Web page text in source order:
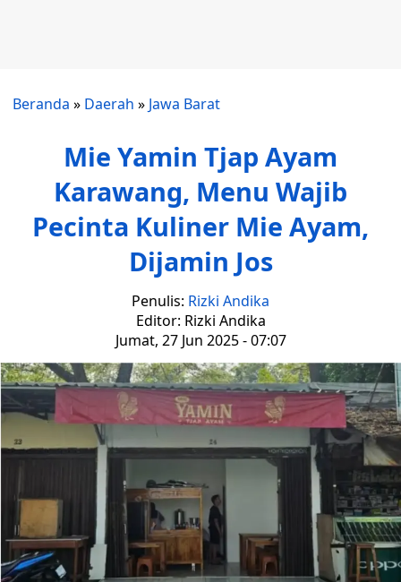
Beranda » Daerah » Jawa Barat
Mie Yamin Tjap Ayam
Karawang, Menu Wajib
Pecinta Kuliner Mie Ayam,
Dijamin Jos
Penulis: Rizki Andika
Editor: Rizki Andika
Jumat, 27 Jun 2025 - 07:07